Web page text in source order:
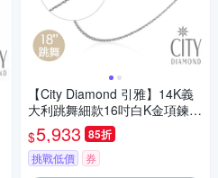
【City Diamond 引雅】14K義
大利跳舞細款16吋白K金項鍊
(浮光流影系列)
$5,933 85折
挑戰低價 券